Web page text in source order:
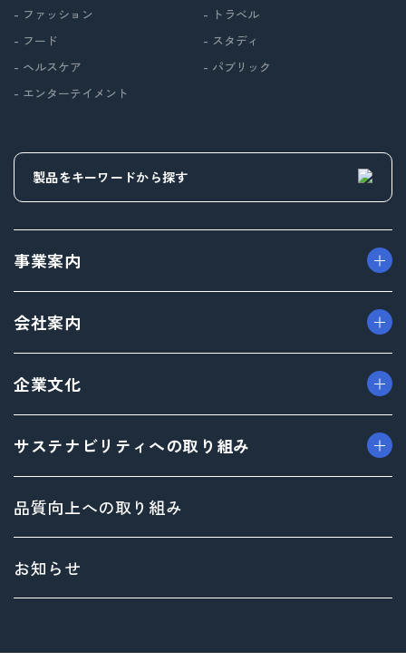
- ファッション
- フード
- ヘルスケア
- エンターテイメント
- トラベル
- スタディ
- パブリック
事業案内
> プロダクト事業
> デザイン事業
> マテリアル事業
> ブランド事業
会社案内
> フィロソフィ
> 企業概要
> 沿革
> 方針
> 拠点情報
企業文化
> 社内イベント・研修・福利厚生
サステナビリティへの取り組み
サステナビリティ基本方針
Environment（環境）への取り組み
Social（社会）への取り組み
品質向上への取り組み
お知らせ